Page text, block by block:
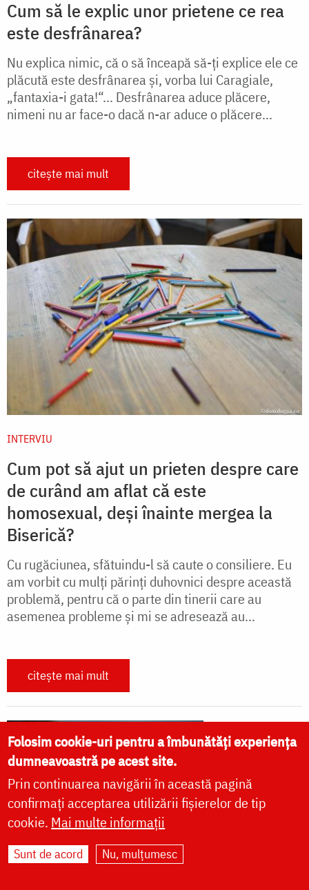
Cum să le explic unor prietene ce rea
este desfrânarea?
Nu explica nimic, că o să înceapă să-ți explice ele ce
plăcută este desfrânarea și, vorba lui Caragiale,
„fantaxia-i gata!“... Desfrânarea aduce plăcere,
nimeni nu ar face-o dacă n-ar aduce o plăcere...
citește mai mult
INTERVIU
Cum pot să ajut un prieten despre care
de curând am aflat că este
homosexual, deși înainte mergea la
Biserică?
Cu rugăciunea, sfătuindu-l să caute o consiliere. Eu
am vorbit cu mulți părinți duhovnici despre această
problemă, pentru că o parte din tinerii care au
asemenea probleme și mi se adresează au...
citește mai mult
Folosim cookie-uri pentru a îmbunătăți experiența
dumneavoastră pe acest site.
Prin continuarea navigării în această pagină
confirmați acceptarea utilizării fișierelor de tip
cookie. Mai multe informații
Sunt de acord Nu, mulțumesc